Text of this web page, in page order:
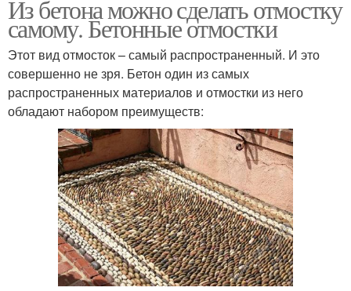
Из бетона можно сделать отмостку
самому. Бетонные отмостки
Этот вид отмосток – самый распространенный. И это
совершенно не зря. Бетон один из самых
распространенных материалов и отмостки из него
обладают набором преимуществ: